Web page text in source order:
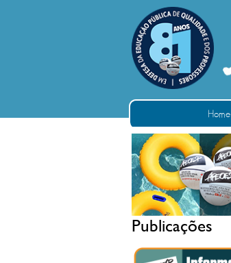
Home
Publicações